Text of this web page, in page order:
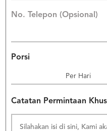
CENTER
021
No. Telepon (Opsional)
Porsi
Per Hari
Catatan Permintaan